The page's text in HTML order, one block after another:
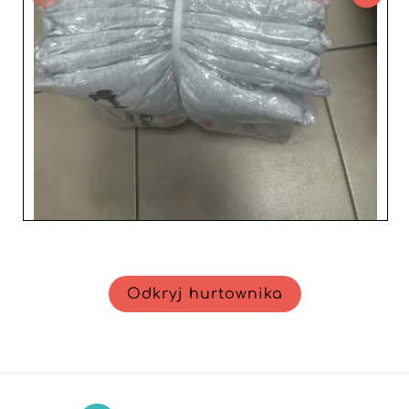
zawsze były pełne bestsellerów. Dołącz do społeczności
profesjonalistów, którzy już ufają Daheng Pigiami, aby
oferować swoim klientom ekskluzywne i nieodparte
kolekcje, i zapewnij swojej firmie obiecującą, pomyślną
przyszłość.
Odkryj hurtownika